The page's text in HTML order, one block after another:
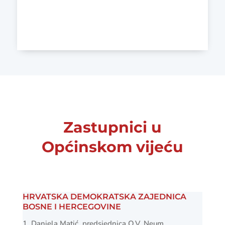
Zastupnici u
Općinskom vijeću
HRVATSKA DEMOKRATSKA ZAJEDNICA
BOSNE I HERCEGOVINE